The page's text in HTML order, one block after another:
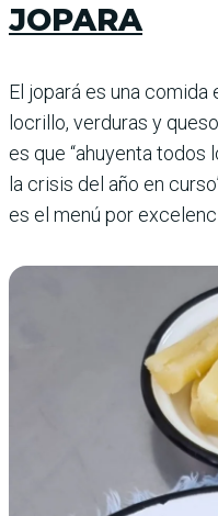
JOPARA
El jopará es una
locrillo, verduras y
es que “ahuyenta todos
la crisis del año en
es el menú por